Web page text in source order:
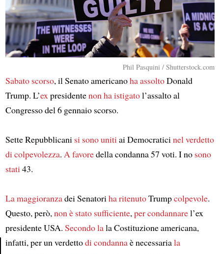
Phil Pasquini / Shutterstock.com
Sabato scorso, il Senato americanoha assoltoDonald
Trump. L’expresidentenon ha istigatol’assalto al
Congresso del 6 gennaio scorso.
Sette Repubblicani si sono unitiai Democraticinel verdetto
di colpevolezza. A favoredella condanna 57 voti. I no sono
stati43.
La maggioranzadei Senatoriha ritenutoTrumpcolpevole.
Questo, però,non è stato sufficiente,per condannarel’ex
presidente USA. Secondo lala Costituzione americana,
infatti, per un verdettodi condannaè necessariala